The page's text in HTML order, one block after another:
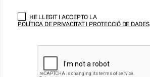
HE LLEGIT I ACCEPTO LA
POLÍTICA DE PRIVACITAT I PROTECCIÓ DE DADES